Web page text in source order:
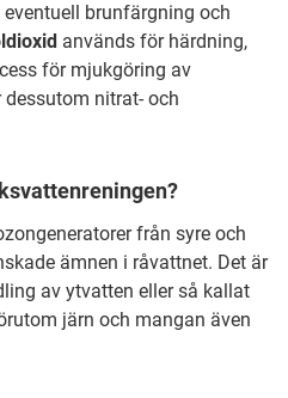
eventuell brunfärgning och
används för härdning,
för mjukgöring av
nitrat- och
från syre och
ämnen i råvattnet. Det är
av ytvatten eller så kallat
järn och mangan även